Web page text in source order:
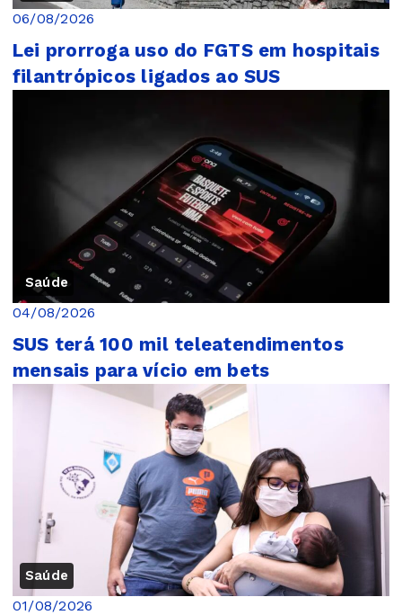
06/08/2026
Lei prorroga uso do FGTS em hospitais
filantrópicos ligados ao SUS
Saúde
04/08/2026
SUS terá 100 mil teleatendimentos
mensais para vício em bets
Saúde
01/08/2026